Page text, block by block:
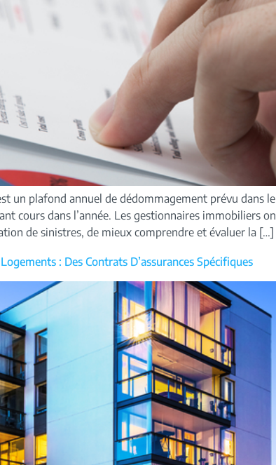
un plafond annuel de dédommagement prévu dans
cours dans l’année. Les gestionnaires
de sinistres, de mieux comprendre et évaluer la […]
: Des Contrats D’assurances Spécifiques